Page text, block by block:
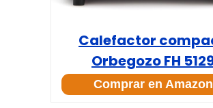
Calefactor
Orbegozo FH
Comprar en Amazon